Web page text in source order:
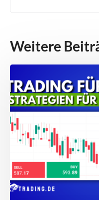
Weitere